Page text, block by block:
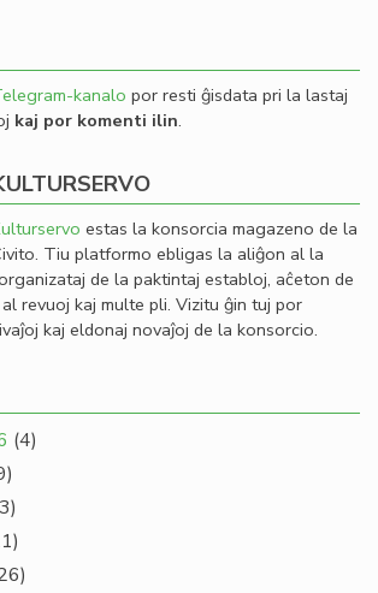
kanalo por resti ĝisdata pri la lastaj
kaj por komenti ilin.
estas la konsorcia magazeno de la
Tiu platformo ebligas la aliĝon al la
de la paktintaj establoj, aĉeton de
revuoj kaj multe pli. Vizitu ĝin tuj por
kaj eldonaj novaĵoj de la konsorcio.
(4)